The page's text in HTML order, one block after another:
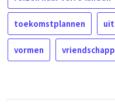
toekomstplannen
vormen